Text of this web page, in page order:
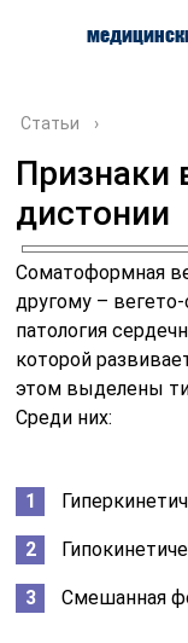
О ЦЕНТРЕ
Статьи ›
Признаки
дистонии
Соматоформная
другому –
патология
которой
этом выделены
Среди них:
Смешанная